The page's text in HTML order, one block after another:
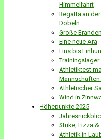
Himmelfahrt
Regatta an
Döbeln
Große
Eine neue Ära
Eins bis
Trainingslager
Athletiktest
Athletischer
Wind in
Höhepunkte 2025
Strike, Pizza
Athletik in